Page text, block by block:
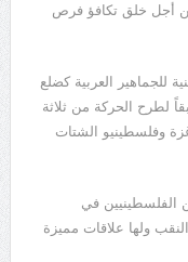
من أجل خلق تكافؤ فرص
للجماهير العربية كضلع
لطرح الحركة من ثلاثة
وفلسطينيو الشتات
الفلسطينيين في
ولها علاقات مميزة